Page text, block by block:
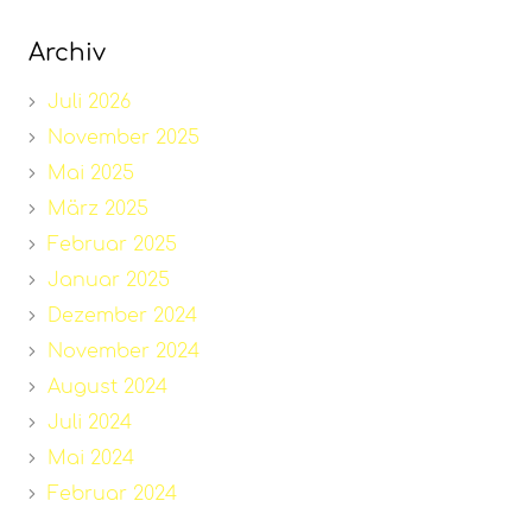
Archiv
Juli 2026
November 2025
Mai 2025
März 2025
Februar 2025
Januar 2025
Dezember 2024
November 2024
August 2024
Juli 2024
Mai 2024
Februar 2024